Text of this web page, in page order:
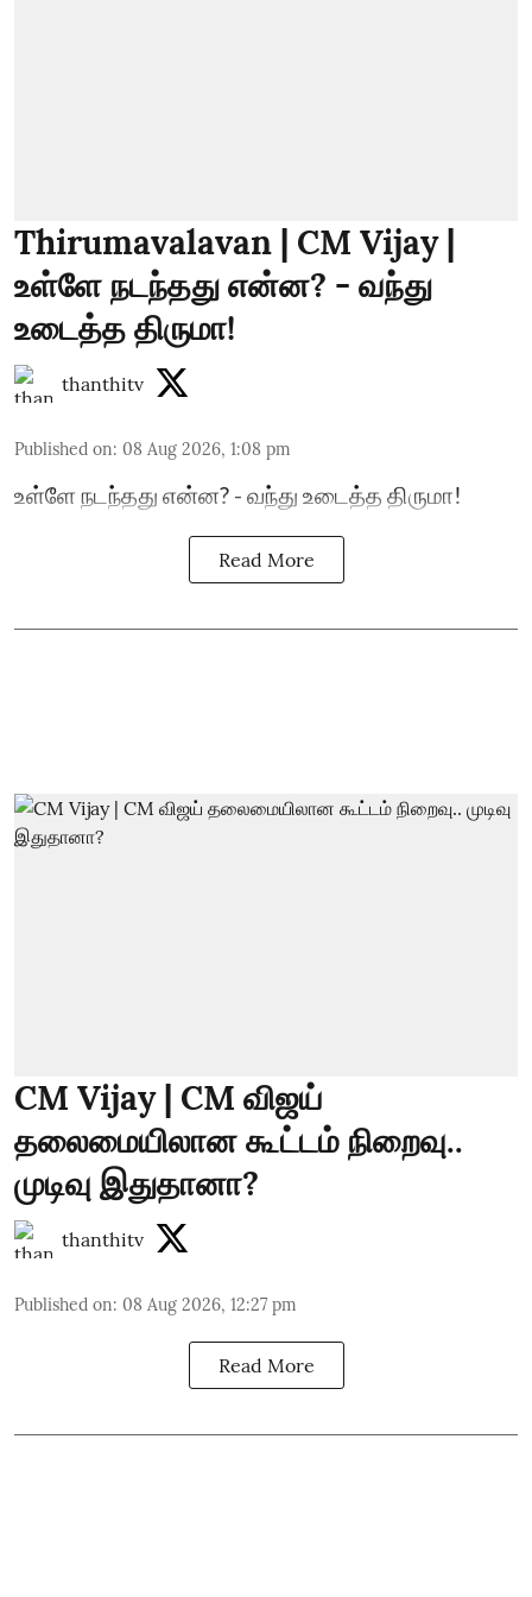
Thirumavalavan | CM Vijay |
உள்ளே நடந்தது என்ன? - வந்து
உடைத்த திருமா!
thanthitv
Published on: 08 Aug 2026, 1:08 pm
உள்ளே நடந்தது என்ன? - வந்து உடைத்த திருமா!
Read More
CM Vijay | CM விஜய்
தலைமையிலான கூட்டம் நிறைவு..
முடிவு இதுதானா?
thanthitv
Published on: 08 Aug 2026, 12:27 pm
Read More